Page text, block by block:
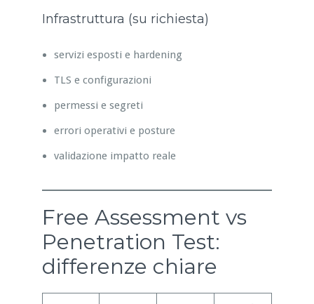
Infrastruttura (su richiesta)
servizi esposti e hardening
TLS e configurazioni
permessi e segreti
errori operativi e posture
validazione impatto reale
Free Assessment vs
Penetration Test:
differenze chiare